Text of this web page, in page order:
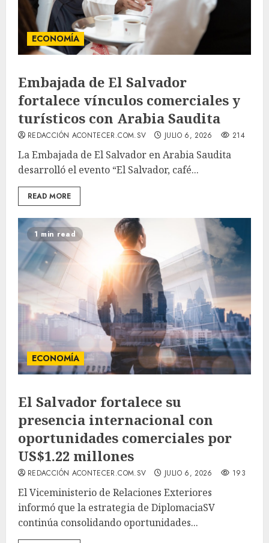
ECONOMÍA
Embajada de El Salvador
fortalece vínculos comerciales y
turísticos con Arabia Saudita
REDACCIÓN ACONTECER.COM.SV JULIO 6, 2026 214
La Embajada de El Salvador en Arabia Saudita
desarrolló el evento “El Salvador, café...
READ MORE
1 min read
ECONOMÍA
El Salvador fortalece su
presencia internacional con
oportunidades comerciales por
US$1.22 millones
REDACCIÓN ACONTECER.COM.SV JULIO 6, 2026 193
El Viceministerio de Relaciones Exteriores
informó que la estrategia de DiplomaciaSV
continúa consolidando oportunidades...